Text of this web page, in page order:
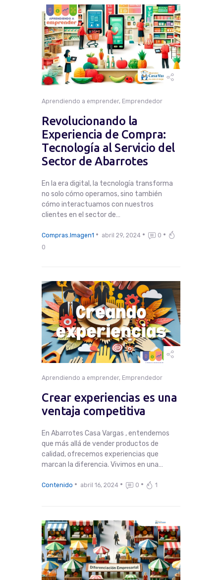
Aprendiendo a emprender, Emprendedor
Revolucionando la
Experiencia de Compra:
Tecnología al Servicio del
Sector de Abarrotes
En la era digital, la tecnología transforma
no solo cómo operamos, sino también
cómo interactuamos con nuestros
clientes en el sector de…
Compras.Imagen1 abril 29, 2024
0
0
Aprendiendo a emprender, Emprendedor
Crear experiencias es una
ventaja competitiva
En Abarrotes Casa Vargas , entendemos
que más allá de vender productos de
calidad, ofrecemos experiencias que
marcan la diferencia. Vivimos en una…
Contenido abril 16, 2024 0 1